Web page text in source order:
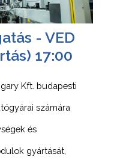
- VED
17:00
Kft. budapesti
számára
és
gyártását,